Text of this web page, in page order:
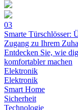
03
Smarte Türschlösser:
Zugang zu Ihrem
Entdecken Sie, wie
komfortabler machen
Elektronik
Elektronik
Smart Home
Sicherheit
Technologie